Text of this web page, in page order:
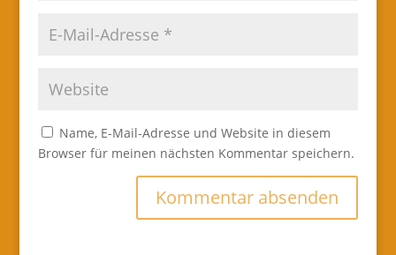
Name, E-Mail-Adresse und Website in diesem
Browser für meinen nächsten Kommentar speichern.